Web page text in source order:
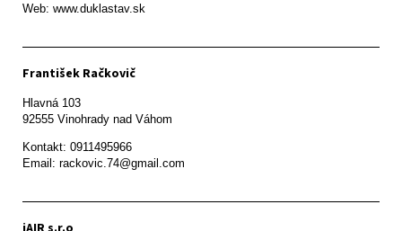
Web: www.duklastav.sk
František Račkovič
Hlavná 103
92555 Vinohrady nad Váhom
Kontakt: 0911495966
Email: rackovic.74@gmail.com